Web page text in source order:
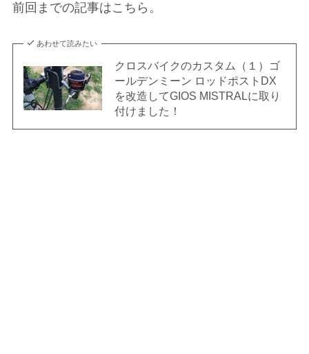
前回までの記事はこちら。
あわせて読みたい
クロスバイクのカスタム（１）ゴ
ールデンミーン ロッドポストDX
を改造してGIOS MISTRALに取り
付けました！